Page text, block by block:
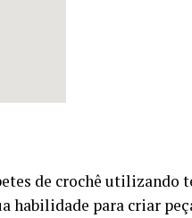
de crochê utilizando
para criar